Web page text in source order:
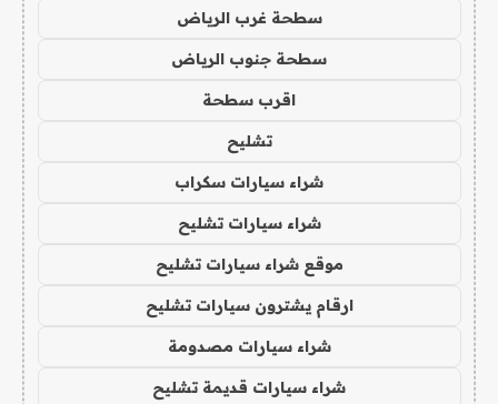
سطحة غرب الرياض
سطحة جنوب الرياض
اقرب سطحة
تشليح
شراء سيارات سكراب
شراء سيارات تشليح
موقع شراء سيارات تشليح
ارقام يشترون سيارات تشليح
شراء سيارات مصدومة
شراء سيارات قديمة تشليح